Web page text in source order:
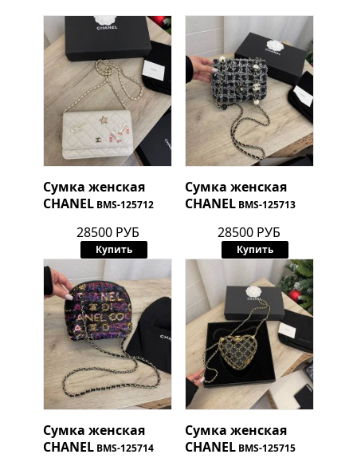
Сумка женская
CHANEL BMS-125712
28500 РУБ
Купить
Сумка женская
CHANEL BMS-125713
28500 РУБ
Купить
Сумка женская
CHANEL BMS-125714
Сумка женская
CHANEL BMS-125715